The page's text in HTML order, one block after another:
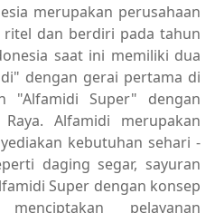
merupakan perusahaan
dan berdiri pada tahun
saat ini memiliki dua
dengan gerai pertama di
"Alfamidi Super" dengan
Alfamidi merupakan
kebutuhan sehari -
daging segar, sayuran
Super dengan konsep
pelayanan